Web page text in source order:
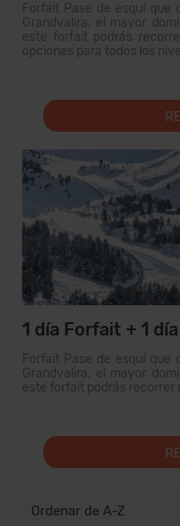
Forfait Pase de esquí que
Grandvalira, el mayor
este forfait podrás
opciones para todos los
1 día Forfait + 1
Forfait Pase de esquí que
Grandvalira, el mayor
este forfait podrás recorrer